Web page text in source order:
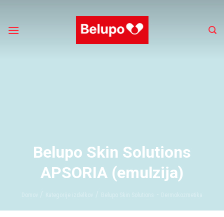
content
Belupo Skin Solutions
APSORIA (emulzija)